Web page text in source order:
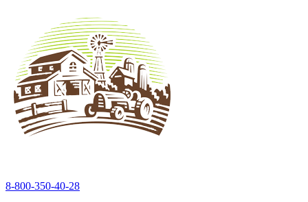
8-800-350-40-28